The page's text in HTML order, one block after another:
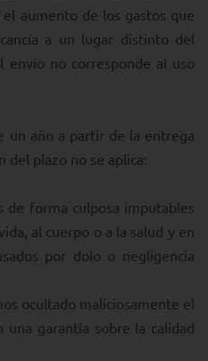
aumento de los gastos que
a un lugar distinto del
no corresponde al uso
un año a partir de la entrega
del plazo no se aplica:
de forma culposa imputables
al cuerpo o a la salud y en
por dolo o negligencia
ocultado maliciosamente el
una garantía sobre la calidad